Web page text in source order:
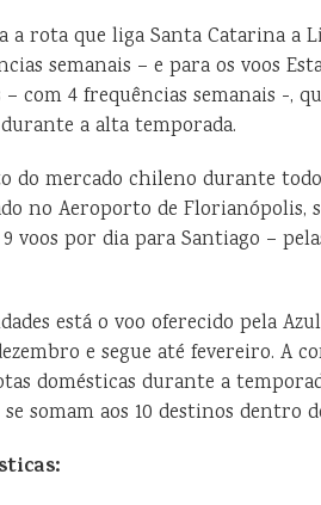
a rota que liga Santa Catarina a
semanais – e para os voos
com 4 frequências semanais -,
a alta temporada.
do mercado chileno durante
no Aeroporto de Florianópolis,
voos por dia para Santiago –
está o voo oferecido pela
e segue até fevereiro. A
domésticas durante a
somam aos 10 destinos dentro